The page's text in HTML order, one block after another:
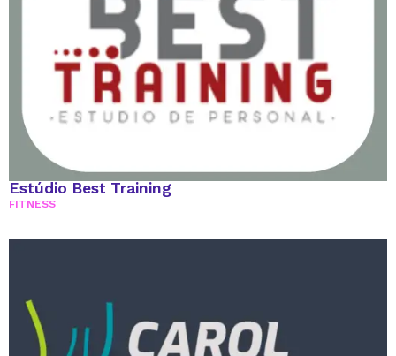
Estúdio Best Training
FITNESS